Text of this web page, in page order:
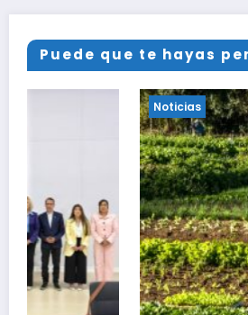
Puede que te hayas